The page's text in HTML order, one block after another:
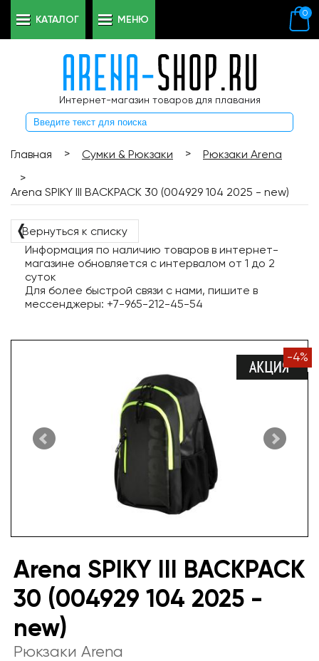
Интернет-магазин товаров для плавания
0
КАТАЛОГ МЕНЮ
Главная > Сумки & Рюкзаки >
Рюкзаки Arena
>
Arena SPIKY III BACKPACK 30 (004929 104 2025 - new)
❬Вернуться к списку
Информация по наличию товаров в интернет-
магазине обновляется с интервалом от 1 до 2
суток
Для более быстрой связи с нами, пишите в
мессенджеры: +7-965-212-45-54
-4%
Arena SPIKY III BACKPACK
30 (004929 104 2025 -
new)
Рюкзаки Arena